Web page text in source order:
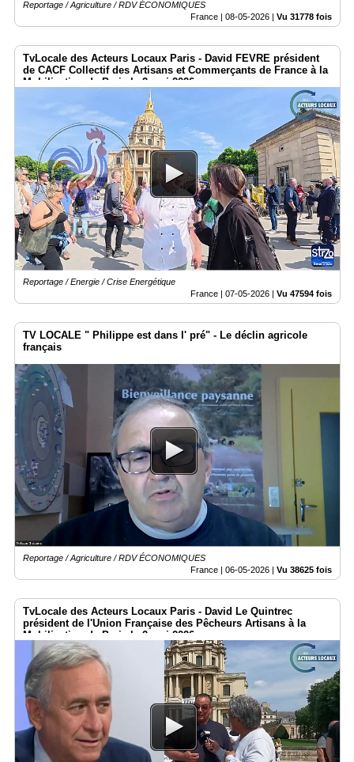
Reportage / Agriculture / RDV ÉCONOMIQUES
France | 08-05-2026 Vu 31778 fois
TvLocale des Acteurs Locaux Paris - David FEVRE président
de CACF Collectif des Artisans et Commerçants de France à la
Mobilisation de Paris le 2 mai 2026
Reportage / Energie / Crise Energétique
France | 07-05-2026 | Vu 47594 fois
TV LOCALE " Philippe est dans l' pré" - Le déclin agricole
français
Reportage / Agriculture / RDV ÉCONOMIQUES
France | 06-05-2026 | Vu 38625 fois
TvLocale des Acteurs Locaux Paris - David Le Quintrec
président de l'Union Française des Pêcheurs Artisans à la
Mobilisation de Paris le 2 mai 2026